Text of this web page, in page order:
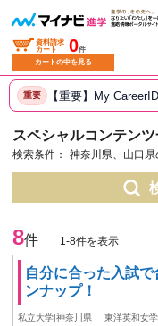
資料請求
カート
0件
カートの中を見る
重要 【重要】My
スペシャルコンテン
検索条件： 神奈川県、山口
8件 1-8件を表示
自分に合った入試
ンナップ！
私立大学|神奈川県 東洋英和女